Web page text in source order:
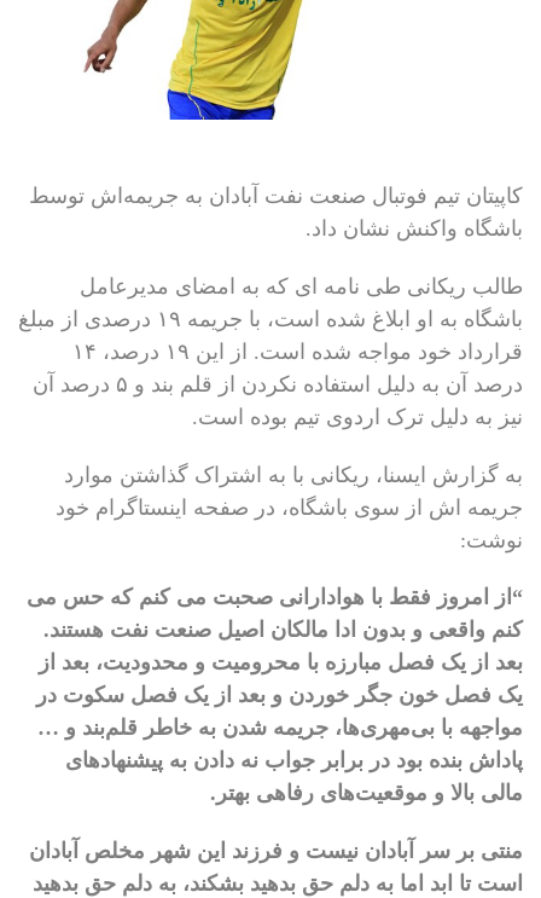
کاپیتان تیم فوتبال صنعت نفت آبادان به جریمه‌اش توسط
باشگاه واکنش نشان داد.
طالب ریکانی طی نامه ای که به امضای مدیرعامل
باشگاه به او ابلاغ شده است، با جریمه ۱۹ درصدی از مبلغ
قرارداد خود مواجه شده است. از این ۱۹ درصد، ۱۴
درصد آن به دلیل استفاده نکردن از قلم بند و ۵ درصد آن
نیز به دلیل ترک اردوی تیم بوده است.
به گزارش ایسنا، ریکانی با به اشتراک گذاشتن موارد
جریمه اش از سوی باشگاه، در صفحه اینستاگرام خود
نوشت:
“از امروز فقط با هوادارانی صحبت می کنم که حس می
کنم واقعی و بدون ادا مالکان اصیل صنعت نفت هستند.
بعد از یک فصل مبارزه با محرومیت و محدودیت، بعد از
یک فصل خون جگر خوردن و بعد از یک فصل سکوت در
مواجهه با بی‌مهری‌ها، جریمه شدن به خاطر قلم‌بند و …
پاداش بنده بود در برابر جواب نه دادن به پیشنهادهای
مالی بالا و موقعیت‌های رفاهی بهتر.
منتی بر سر آبادان نیست و فرزند این شهر مخلص آبادان
است تا ابد اما به دلم حق بدهید بشکند، به دلم حق بدهید